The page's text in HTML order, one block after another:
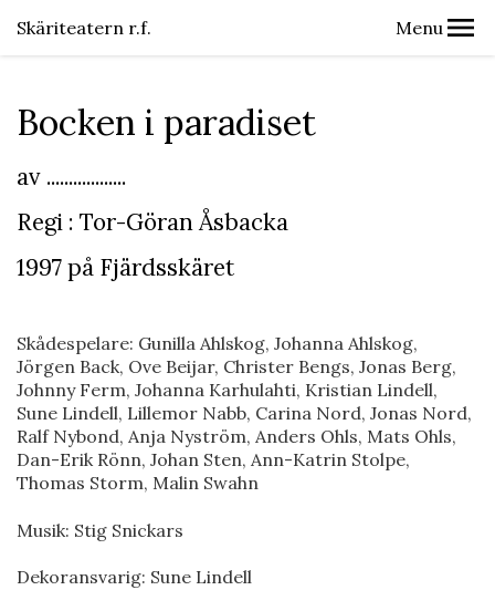
Skäriteatern r.f. Menu
Bocken i paradiset
av ..................
Regi : Tor-Göran Åsbacka
1997 på Fjärdsskäret
Skådespelare: Gunilla Ahlskog, Johanna Ahlskog,
Jörgen Back, Ove Beijar, Christer Bengs, Jonas Berg,
Johnny Ferm, Johanna Karhulahti, Kristian Lindell,
Sune Lindell, Lillemor Nabb, Carina Nord, Jonas Nord,
Ralf Nybond, Anja Nyström, Anders Ohls, Mats Ohls,
Dan-Erik Rönn, Johan Sten, Ann-Katrin Stolpe,
Thomas Storm, Malin Swahn
Musik: Stig Snickars
Dekoransvarig: Sune Lindell